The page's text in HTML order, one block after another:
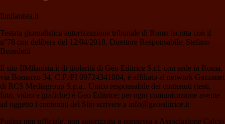
Ilmilanista.it
Testata giornalistica autorizzazione tribunale di Roma iscritta con il
n°78 con delibera del 12/04/2018. Direttore Responsabile: Stefano
Benedetti
Il sito IlMilanista.it di titolarità di Geo Editrice S.r.l. con sede in Roma,
via Bomarzo 34, C.F./PI 09724341004, è affiliato al network Gazzanet
di RCS Mediagroup S.p.a.. Unico responsabile dei contenuti (testi,
foto, video e grafiche) è Geo Editrice; per ogni comunicazione avente
ad oggetto i contenuti del Sito scrivere a info@geoeditrice.it
Pagina non ufficiale, non autorizzata o connessa a Associazione Calcio